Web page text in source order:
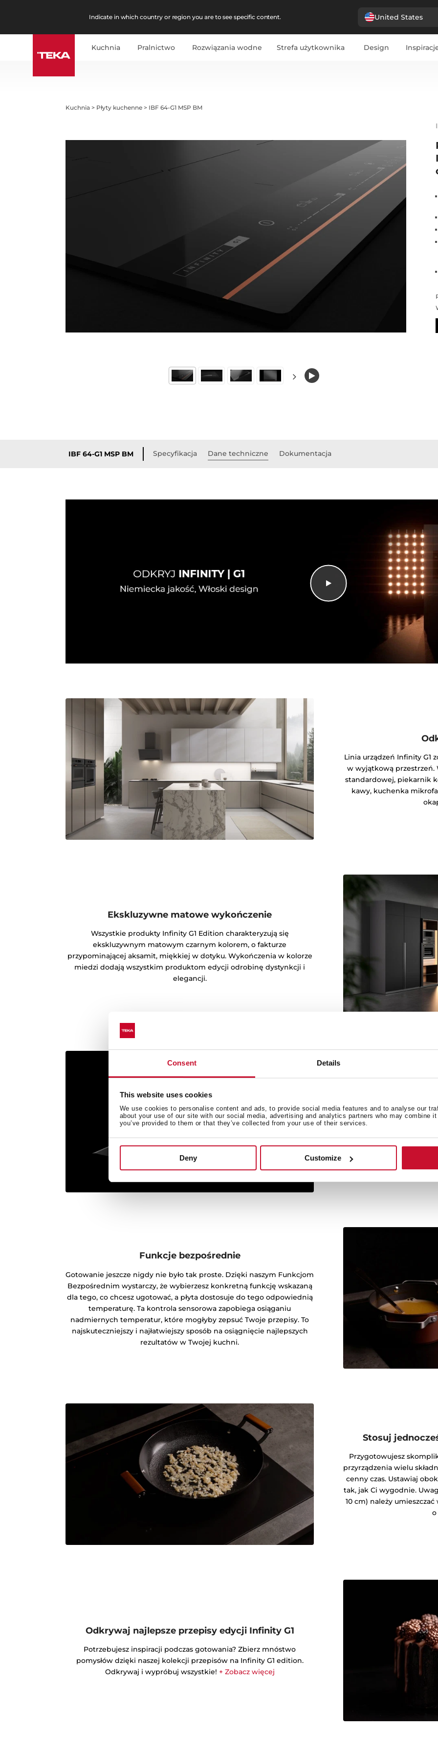
Consent Details
This website uses cookies
We use cookies to personalise content and ads, to provide social media features and to analyse our
about your use of our site with our social media, advertising and analytics partners who may combine
you’ve provided to them or that they’ve collected from your use of their services.
Deny Customize
Indicate in which country or region you are to see specific content. United States
Kuchnia Pralnictwo Rozwiązania wodne Strefa użytkownika Design
Kuchnia > Płyty kuchenne > IBF 64-G1 MSP BM
IBF 64-G1 MSP BM Specyfikacja Dane techniczne Dokumentacja
Linia urządzeń Infinity G1
w wyjątkową
standardowej, piekarnik
kawy, kuchenka
Ekskluzywne matowe wykończenie
Wszystkie produkty Infinity G1 Edition charakteryzują się
ekskluzywnym matowym czarnym kolorem, o fakturze
przypominającej aksamit, miękkiej w dotyku. Wykończenia w kolorze
miedzi dodają wszystkim produktom edycji odrobinę dystynkcji i
elegancji.
Linia Infinity G1
studio Italdesign
za stworzenie jednych z
w historii. Studio
Funkcje bezpośrednie
Gotowanie jeszcze nigdy nie było tak proste. Dzięki naszym Funkcjom
Bezpośrednim wystarczy, że wybierzesz konkretną funkcję wskazaną
dla tego, co chcesz ugotować, a płyta dostosuje do tego odpowiednią
temperaturę. Ta kontrola sensorowa zapobiega osiąganiu
nadmiernych temperatur, które mogłyby zepsuć Twoje przepisy. To
najskuteczniejszy i najłatwiejszy sposób na osiągnięcie najlepszych
rezultatów w Twojej kuchni.
Stosuj
Przygotowujesz
przyrządzenia wielu
cenny czas. Ustawiaj
tak, jak Ci wygodnie.
10 cm) należy
o
Odkrywaj najlepsze przepisy edycji Infinity G1
Potrzebujesz inspiracji podczas gotowania? Zbierz mnóstwo
pomysłów dzięki naszej kolekcji przepisów na Infinity G1 edition.
Odkrywaj i wypróbuj wszystkie! + Zobacz więcej